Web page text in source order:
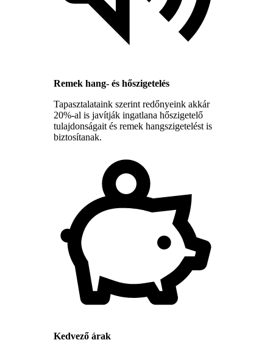
Remek hang- és hőszigetelés
Tapasztalataink szerint redőnyeink akkár
20%-al is javítják ingatlana hőszigetelő
tulajdonságait és remek hangszigetelést is
biztosítanak.
Kedvező árak